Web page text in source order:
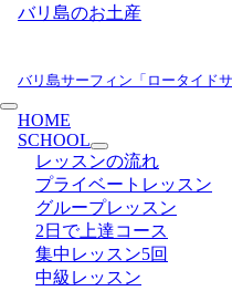
バリ島のお土産
バリ島サーフィン「ロータイドサ
HOME
SCHOOL
レッスンの流れ
プライベートレッスン
グループレッスン
2日で上達コース
集中レッスン5回
中級レッスン